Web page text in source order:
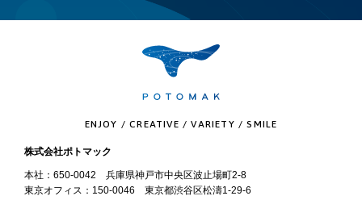
ENJOY / CREATIVE / VARIETY / SMILE
株式会社ポトマック
本社：650-0042 兵庫県神戸市中央区波止場町2-8
東京オフィス：150-0046 東京都渋谷区松濤1-29-6